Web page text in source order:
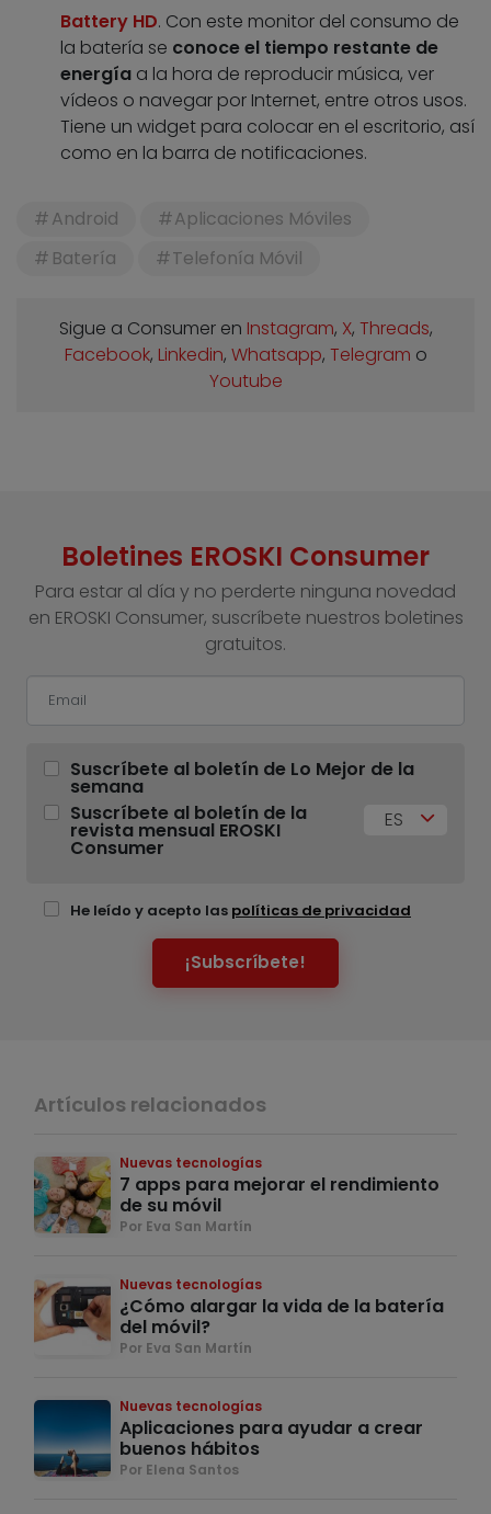
Battery HD. Con este monitor del consumo de
la batería se conoce el tiempo restante de
energía a la hora de reproducir música, ver
vídeos o navegar por Internet, entre otros usos.
Tiene un widget para colocar en el escritorio, así
como en la barra de notificaciones.
Android
Aplicaciones Móviles
Batería
Telefonía Móvil
Sigue a Consumer en Instagram, X, Threads,
Facebook, Linkedin, Whatsapp, Telegram o
Youtube
Boletines EROSKI Consumer
Para estar al día y no perderte ninguna novedad
en EROSKI Consumer, suscríbete nuestros boletines
gratuitos.
Suscríbete al boletín de Lo Mejor de la
semana
Suscríbete al boletín de la
revista mensual EROSKI
Consumer
ES
He leído y acepto las políticas de privacidad
¡Subscríbete!
Artículos relacionados
Nuevas tecnologías
7 apps para mejorar el rendimiento
de su móvil
Por Eva San Martín
Nuevas tecnologías
¿Cómo alargar la vida de la batería
del móvil?
Por Eva San Martín
Nuevas tecnologías
Aplicaciones para ayudar a crear
buenos hábitos
Por Elena Santos